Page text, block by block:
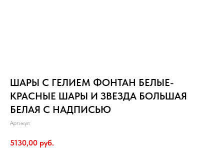
ШАРЫ С ГЕЛИЕМ ФОНТАН БЕЛЫЕ-
КРАСНЫЕ ШАРЫ И ЗВЕЗДА БОЛЬШАЯ
БЕЛАЯ С НАДПИСЬЮ
Артикул:
5130,00 руб.